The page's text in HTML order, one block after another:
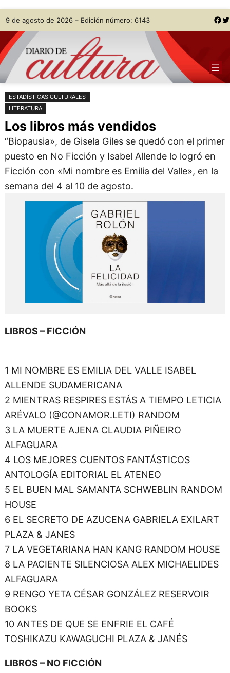
Saltar
al
contenido
Skip
to
content
9 de agosto de 2026 – Edición número: 6143 Facebook Twitter
ESTADÍSTICAS CULTURALES
LITERATURA
Los libros más vendidos
“Biopausia», de Gisela Giles se quedó con el primer
puesto en No Ficción y Isabel Allende lo logró en
Ficción con «Mi nombre es Emilia del Valle», en la
semana del 4 al 10 de agosto.
LIBROS – FICCIÓN
1 MI NOMBRE ES EMILIA DEL VALLE ISABEL
ALLENDE SUDAMERICANA
2 MIENTRAS RESPIRES ESTÁS A TIEMPO LETICIA
ARÉVALO (@CONAMOR.LETI) RANDOM
3 LA MUERTE AJENA CLAUDIA PIÑEIRO
ALFAGUARA
4 LOS MEJORES CUENTOS FANTÁSTICOS
ANTOLOGÍA EDITORIAL EL ATENEO
5 EL BUEN MAL SAMANTA SCHWEBLIN RANDOM
HOUSE
6 EL SECRETO DE AZUCENA GABRIELA EXILART
PLAZA & JANES
7 LA VEGETARIANA HAN KANG RANDOM HOUSE
8 LA PACIENTE SILENCIOSA ALEX MICHAELIDES
ALFAGUARA
9 RENGO YETA CÉSAR GONZÁLEZ RESERVOIR
BOOKS
10 ANTES DE QUE SE ENFRIE EL CAFÉ
TOSHIKAZU KAWAGUCHI PLAZA & JANÉS
LIBROS – NO FICCIÓN